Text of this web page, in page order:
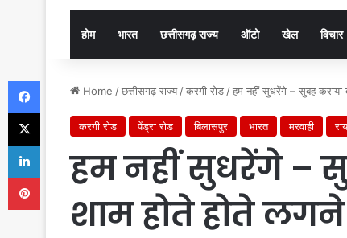
होम भारत छत्तीसगढ़ राज्य ऑटो खेल विचार
Home /छत्तीसगढ़ राज्य /करगी रोड /हम नहीं सुधरेंगे – सुबह कराया
करगी रोड पेंड्रा रोड बिलासपुर भारत मरवाही
हम नहीं सुधरेंगे –
शाम होते होते लगने
Facebook
X
LinkedIn
Pinterest